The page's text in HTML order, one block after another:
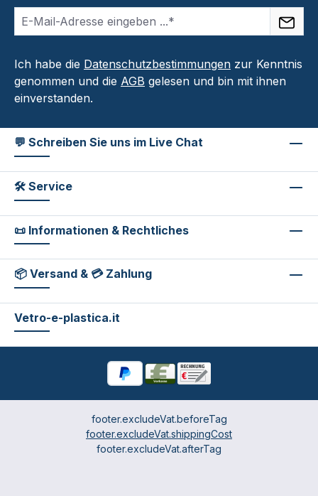
Ich habe die Datenschutzbestimmungen zur Kenntnis
genommen und die AGB gelesen und bin mit ihnen
einverstanden.
💬 Schreiben Sie uns im Live Chat
🛠 Service
📜 Informationen & Rechtliches
📦 Versand & 💳 Zahlung
Vetro-e-plastica.it
footer.excludeVat.beforeTag
footer.excludeVat.shippingCost
footer.excludeVat.afterTag